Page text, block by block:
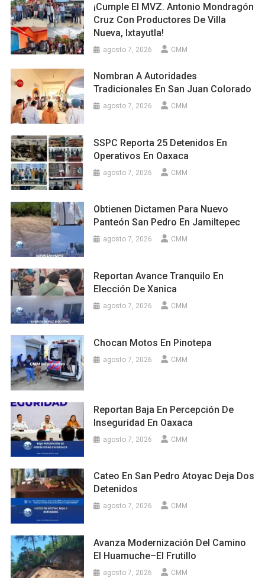
¡Cumple El MVZ. Antonio Mondragón
Cruz Con Productores De Villa
Nueva, Ixtayutla!
agosto 7, 2026 CMM
Nombran A Autoridades
Tradicionales En San Juan Colorado
agosto 7, 2026 CMM
SSPC Reporta 25 Detenidos En
Operativos En Oaxaca
agosto 7, 2026 CMM
Obtienen Dictamen Para Nuevo
Panteón San Pedro En Jamiltepec
agosto 7, 2026 CMM
Reportan Avance Tranquilo En
Elección De Xanica
agosto 7, 2026 CMM
Chocan Motos En Pinotepa
agosto 7, 2026 CMM
Reportan Baja En Percepción De
Inseguridad En Oaxaca
agosto 7, 2026 CMM
Cateo En San Pedro Atoyac Deja Dos
Detenidos
agosto 7, 2026 CMM
Avanza Modernización Del Camino
El Huamuche–El Frutillo
agosto 7, 2026 CMM